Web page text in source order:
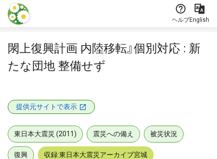
本文に飛ぶ
ヘルプEnglish
閖上復興計画 内陸移転』個別対応 : 新
たな団地 整備せず
提供元サイトで表示
東日本大震災 (2011) 震災への備え 被災状況
復興 収録:東日本大震災アーカイブ宮城